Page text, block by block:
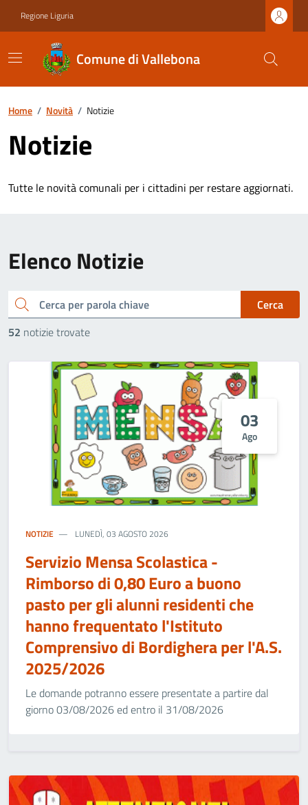
Regione Liguria
Comune di Vallebona
Home / Novità / Notizie
Notizie
Tutte le novità comunali per i cittadini per restare aggiornati.
Elenco Notizie
cerca
Cerca
52 notizie trovate
03
Ago
NOTIZIE LUNEDÌ, 03 AGOSTO 2026
Servizio Mensa Scolastica -
Rimborso di 0,80 Euro a buono
pasto per gli alunni residenti che
hanno frequentato l'Istituto
Comprensivo di Bordighera per l'A.S.
2025/2026
Le domande potranno essere presentate a partire dal
giorno 03/08/2026 ed entro il 31/08/2026